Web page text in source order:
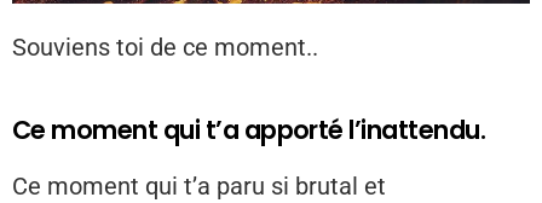
Souviens toi de ce moment..
Ce moment qui t’a apporté l’inattendu.
Ce moment qui t’a paru si brutal et